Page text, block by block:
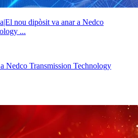
nou dipòsit va anar a Nedco
...
Nedco Transmission Technology